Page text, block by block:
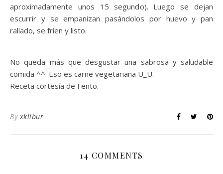
aproximadamente unos 15 segundo). Luego se dejan
escurrir y se empanizan pasándolos por huevo y pan
rallado, se fríen y listo.
No queda más que desgustar una sabrosa y saludable
comida ^^. Eso es carne vegetariana U_U.
Receta cortesía de Fento.
Byxklibur
14 COMMENTS